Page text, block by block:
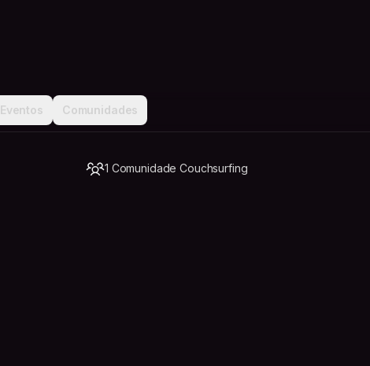
Eventos Comunidades
1 Comunidade Couchsurfing